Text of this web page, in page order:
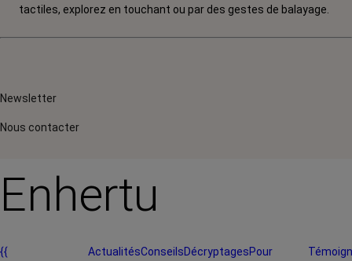
tactiles, explorez en touchant ou par des gestes de balayage.
Newsletter
Nous contacter
Enhertu
{{
ActualitésConseilsDécryptagesPour